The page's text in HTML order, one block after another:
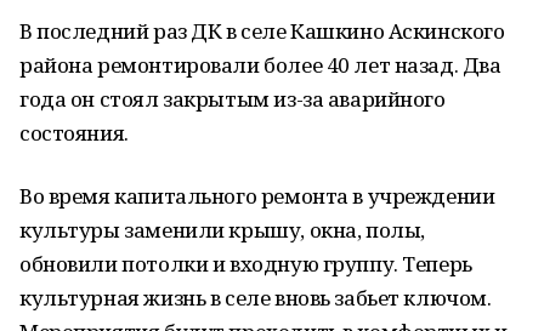
В последний раз ДК в селе Кашкино Аскинского
района ремонтировали более 40 лет назад. Два
года он стоял закрытым из-за аварийного
состояния.
Во время капитального ремонта в учреждении
культуры заменили крышу, окна, полы,
обновили потолки и входную группу. Теперь
культурная жизнь в селе вновь забьет ключом.